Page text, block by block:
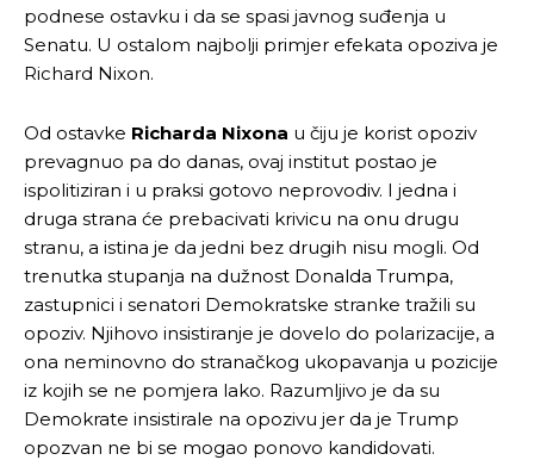
podnese ostavku i da se spasi javnog suđenja u
Senatu. U ostalom najbolji primjer efekata opoziva je
Richard Nixon.
Od ostavke Richarda Nixona u čiju je korist opoziv
prevagnuo pa do danas, ovaj institut postao je
ispolitiziran i u praksi gotovo neprovodiv. I jedna i
druga strana će prebacivati krivicu na onu drugu
stranu, a istina je da jedni bez drugih nisu mogli. Od
trenutka stupanja na dužnost Donalda Trumpa,
zastupnici i senatori Demokratske stranke tražili su
opoziv. Njihovo insistiranje je dovelo do polarizacije, a
ona neminovno do stranačkog ukopavanja u pozicije
iz kojih se ne pomjera lako. Razumljivo je da su
Demokrate insistirale na opozivu jer da je Trump
opozvan ne bi se mogao ponovo kandidovati.